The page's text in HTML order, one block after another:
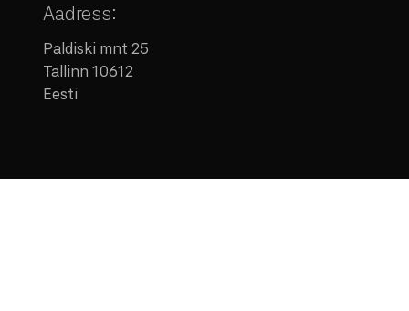
Aadress:
Paldiski mnt 25
Tallinn 10612
Eesti